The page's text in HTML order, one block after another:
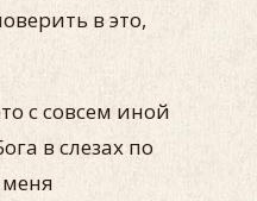
в это,
с совсем иной
в слезах по